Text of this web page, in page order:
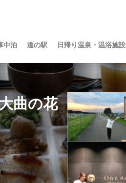
中泊 道の駅 日帰り温泉・温浴施設
曲の花